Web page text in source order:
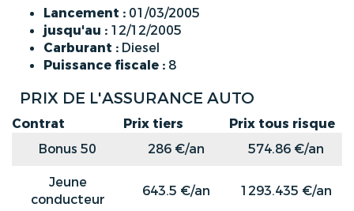
Lancement : 01/03/2005
jusqu'au : 12/12/2005
Carburant : Diesel
Puissance fiscale : 8
PRIX DE L'ASSURANCE AUTO
Contrat Prix tiers
Prix tous risque
Bonus 50
286 €/an
574.86 €/an
Jeune
conducteur
643.5 €/an 1293.435 €/an